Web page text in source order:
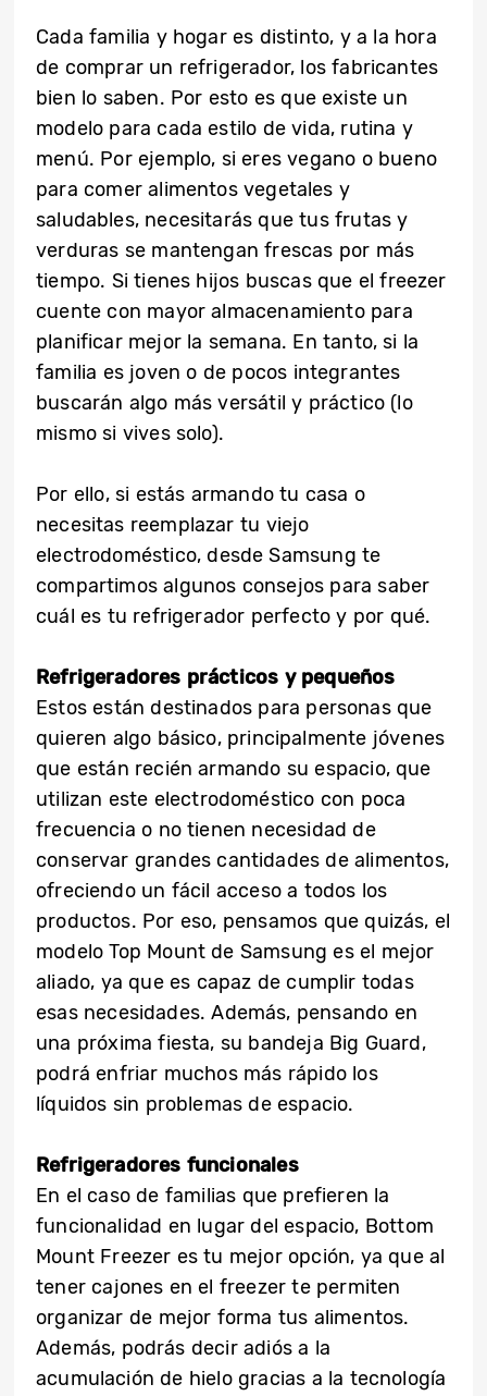
Cada familia y hogar es distinto, y a la hora
de comprar un refrigerador, los fabricantes
bien lo saben. Por esto es que existe un
modelo para cada estilo de vida, rutina y
menú. Por ejemplo, si eres vegano o bueno
para comer alimentos vegetales y
saludables, necesitarás que tus frutas y
verduras se mantengan frescas por más
tiempo. Si tienes hijos buscas que el freezer
cuente con mayor almacenamiento para
planificar mejor la semana. En tanto, si la
familia es joven o de pocos integrantes
buscarán algo más versátil y práctico (lo
mismo si vives solo).
Por ello, si estás armando tu casa o
necesitas reemplazar tu viejo
electrodoméstico, desde Samsung te
compartimos algunos consejos para saber
cuál es tu refrigerador perfecto y por qué.
Refrigeradores prácticos y pequeños
Estos están destinados para personas que
quieren algo básico, principalmente jóvenes
que están recién armando su espacio, que
utilizan este electrodoméstico con poca
frecuencia o no tienen necesidad de
conservar grandes cantidades de alimentos,
ofreciendo un fácil acceso a todos los
productos. Por eso, pensamos que quizás, el
modelo Top Mount de Samsung es el mejor
aliado, ya que es capaz de cumplir todas
esas necesidades. Además, pensando en
una próxima fiesta, su bandeja Big Guard,
podrá enfriar muchos más rápido los
líquidos sin problemas de espacio.
Refrigeradores funcionales
En el caso de familias que prefieren la
funcionalidad en lugar del espacio, Bottom
Mount Freezer es tu mejor opción, ya que al
tener cajones en el freezer te permiten
organizar de mejor forma tus alimentos.
Además, podrás decir adiós a la
acumulación de hielo gracias a la tecnología